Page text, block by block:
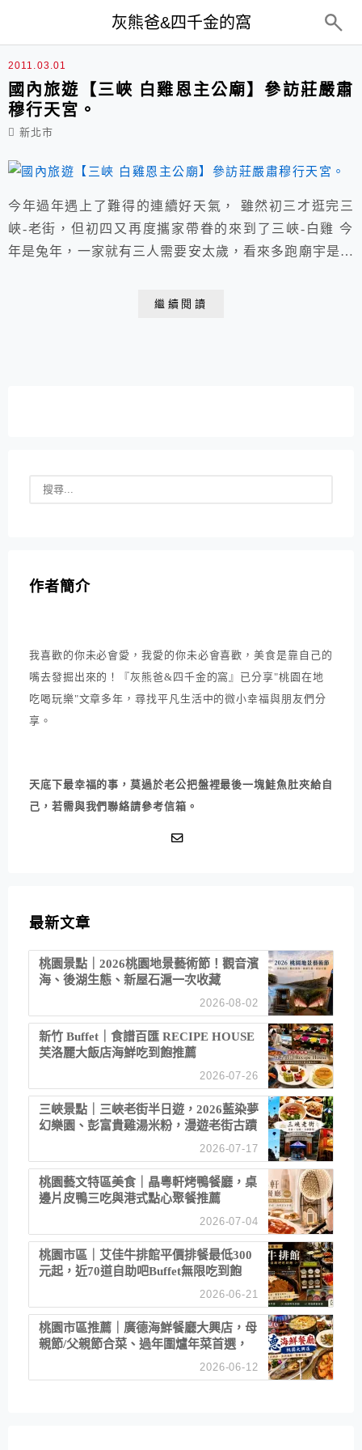
灰熊爸&四千金的窩
白雞
2011.03.01
國內旅遊【三峽 白雞恩主公廟】參訪莊嚴肅
穆行天宮。
新北市
今年過年遇上了難得的連續好天氣， 雖然初三才逛完三
峽-老街，但初四又再度攜家帶眷的來到了三峽-白雞 今
年是兔年，一家就有三人需要安太歲，看來多跑廟宇是絕
時不到半個小時的山路今天卻硬是塞了一個半小時還到不
繼續閱讀
作者簡介
我喜歡的你未必會愛，我愛的你未必會喜歡，美食是靠自己的
嘴去發掘出來的！『灰熊爸&四千金的窩』已分享"桃園在地
吃喝玩樂"文章多年，尋找平凡生活中的微小幸福與朋友們分
享。
天底下最幸福的事，莫過於老公把盤裡最後一塊鮭魚肚夾給自
己，若需與我們聯絡請參考信箱。
最新文章
桃園景點｜2026桃園地景藝術節！觀音濱
海、後湖生態、新屋石滬一次收藏
2026-08-02
新竹 Buffet｜食譜百匯 RECIPE HOUSE
芙洛麗大飯店海鮮吃到飽推薦
2026-07-26
三峽景點｜三峽老街半日遊，2026藍染夢
幻樂園、彭富貴雞湯米粉，漫遊老街古蹟
2026-07-17
桃園藝文特區美食｜晶粵軒烤鴨餐廳，桌
邊片皮鴨三吃與港式點心聚餐推薦
2026-07-04
桃園市區｜艾佳牛排館平價排餐最低300
元起，近70道自助吧Buffet無限吃到飽
2026-06-21
桃園市區推薦｜廣德海鮮餐廳大興店，母
親節/父親節合菜、過年圍爐年菜首選，
2026-06-12